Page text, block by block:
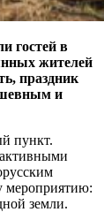
гостей в
жителей
праздник
и
пункт.
мероприятию:
земли.